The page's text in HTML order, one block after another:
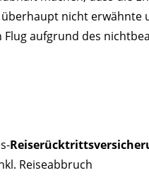
nicht erwähnte
aufgrund des
Reiseabbruch